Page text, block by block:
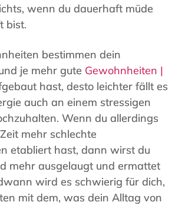
wenn du dauerhaft müde
bist.
bestimmen dein
je mehr gute Gewohnheiten |
hast, desto leichter fällt es
auch an einem stressigen
Wenn du allerdings
mehr schlechte
etabliert hast, dann wirst du
mehr ausgelaugt und ermattet
wird es schwierig für dich,
mit dem, was dein Alltag von